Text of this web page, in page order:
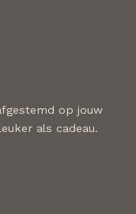
op jouw
als cadeau.